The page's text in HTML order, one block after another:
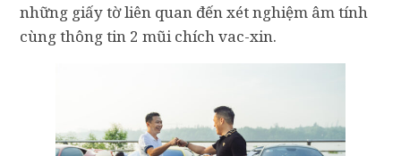
những giấy tờ liên quan đến xét nghiệm âm tính
cùng thông tin 2 mũi chích vac-xin.